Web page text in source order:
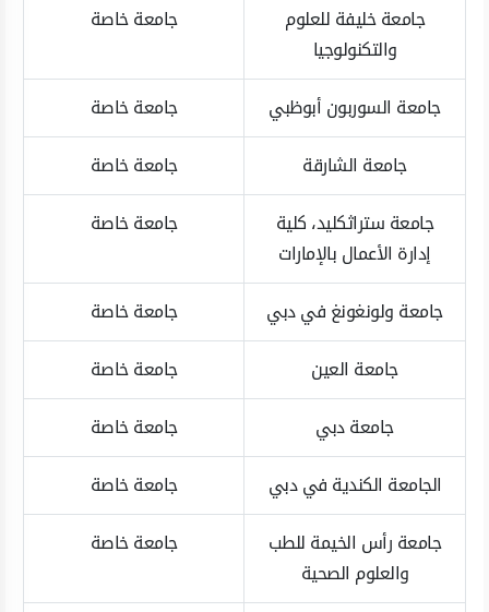
جامعة خليفة للعلوم
والتكنولوجيا
جامعة خاصة
جامعة السوربون أبوظبي
جامعة خاصة
جامعة الشارقة
جامعة خاصة
جامعة ستراثكليد، كلية
إدارة الأعمال بالإمارات
جامعة خاصة
جامعة ولونغونغ في دبي
جامعة خاصة
جامعة العين
جامعة خاصة
جامعة دبي
جامعة خاصة
الجامعة الكندية في دبي
جامعة خاصة
جامعة رأس الخيمة للطب
والعلوم الصحية
جامعة خاصة